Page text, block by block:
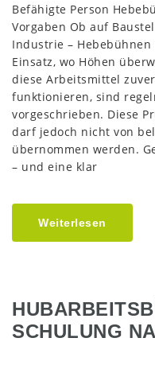
Befähigte Person
Vorgaben Ob auf
Industrie –
Einsatz, wo Höhen
diese Arbeitsmittel
funktionieren, sind
vorgeschrieben. Diese
darf jedoch nicht von
übernommen werden.
– und eine klar
Weiterlesen
SCHULUNG